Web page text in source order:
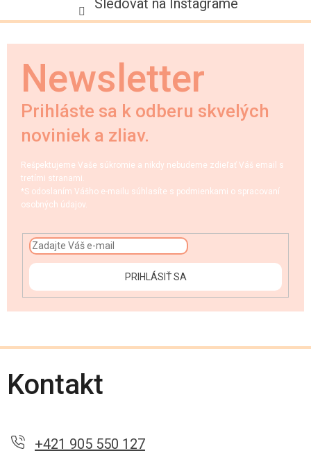
Sledovať na Instagrame
Newsletter
Prihláste sa k odberu skvelých
noviniek a zliav.
Rešpektujeme Vaše súkromie a nikdy nebudeme zdieľať Váš email s
tretími stranami.
*S odoslaním Vášho e-mailu súhlasíte s podmienkami o spracovaní
osobných údajov.
PRIHLÁSIŤ SA
Kontakt
+421 905 550 127